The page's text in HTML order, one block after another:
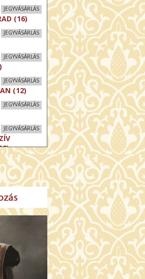
JEGYVÁSÁRLÁS
(16)
JEGYVÁSÁRLÁS
JEGYVÁSÁRLÁS
JEGYVÁSÁRLÁS
(12)
JEGYVÁSÁRLÁS
JEGYVÁSÁRLÁS
JEGYVÁSÁRLÁS
JEGYVÁSÁRLÁS
(12)
JEGYVÁSÁRLÁS
JEGYVÁSÁRLÁS